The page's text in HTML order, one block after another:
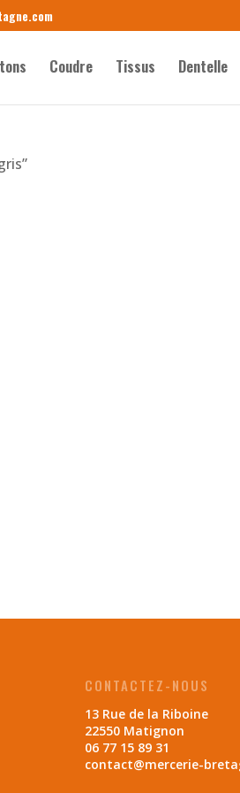
Coudre Tissus Dentelle
CONTACTEZ-NOUS
13 Rue de la Riboine
22550 Matignon
06 77 15 89 31
contact@mercerie-